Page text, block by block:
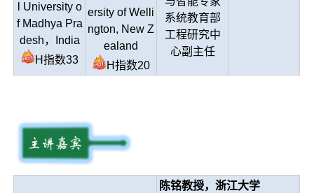
l University o
f Madhya Pra
desh，India
H指数33
ersity of Welli
ngton, New Z
ealand
H指数20
系统教育部
工程研究中
心副主任
陈铭教授，浙江大学